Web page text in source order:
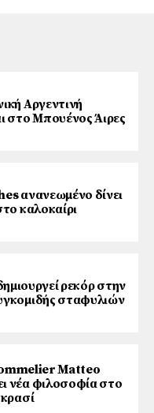
Αργεντινή
στο Μπουένος Άιρες
ανανεωμένο δίνει
καλοκαίρι
ρεκόρ στην
σταφυλιών
Matteo
νέα φιλοσοφία στο
κρασί